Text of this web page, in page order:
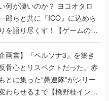
何が凄いのか？ ヨコオタロ
郎らと共に『ICO』に込めら
を語り尽くす！【ゲームの企
画書】『ペルソナ3』を築き
骨心とリスペクトだった。赤
とに集った“愚連隊”がシリー
わらせるまで【橋野桂インタ